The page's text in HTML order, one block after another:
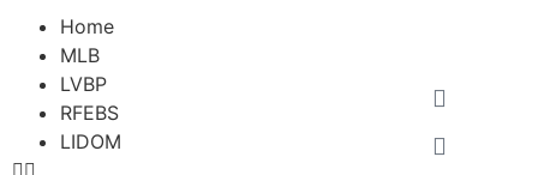
Home
MLB
LVBP
RFEBS
LIDOM